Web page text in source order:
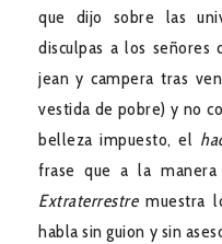
que dijo sobre las
disculpas a los
jean y campera tras
vestida de pobre) y no
belleza impuesto, el
frase que a la
Extraterrestremuestra
habla sin guion y sin